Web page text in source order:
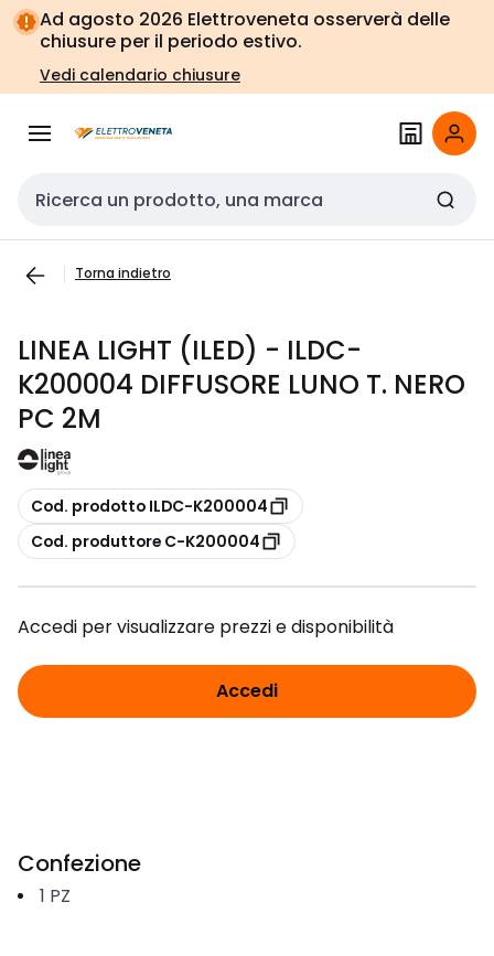
Vai alla
navigazione
Vai
alla
pagina
Ad agosto 2026 Elettroveneta osserverà delle
chiusure per il periodo estivo.
Vedi calendario chiusure
Cerca input
Torna indietro
LINEA LIGHT (ILED) - ILDC-
K200004 DIFFUSORE LUNO T. NERO
PC 2M
copia
Cod. prodotto ILDC-K200004
copia
Cod. produttore C-K200004
Accedi per visualizzare prezzi e disponibilità
Accedi
Confezione
1 PZ